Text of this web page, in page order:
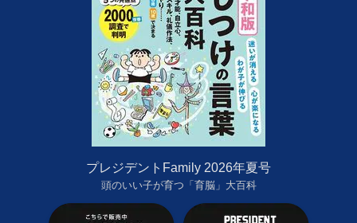
プレジデントFamily 2026年夏号
頭のいい子が育つ「育脳」大百科